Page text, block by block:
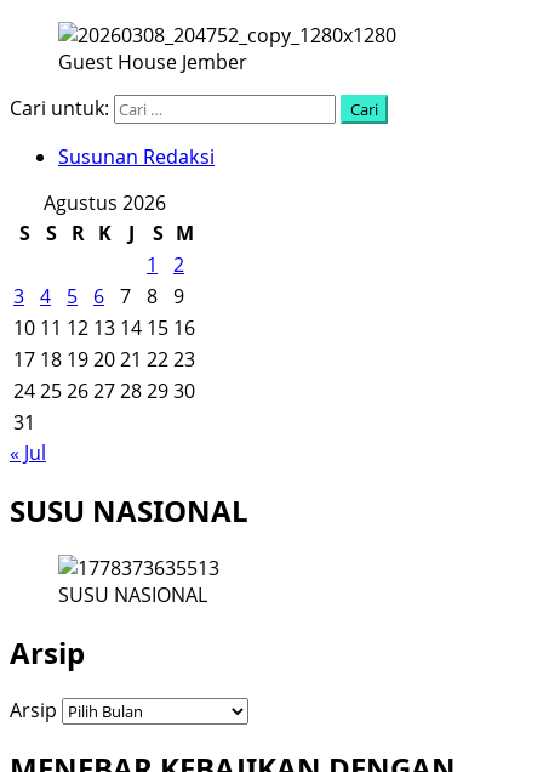
Guest House Jember
Cari untuk:
Susunan Redaksi
Agustus 2026
S
S R K J S M
1
2
3 4 5 6 7 8 9
10 11 12 13 14 15 16
17 18 192021 2223
24252627282930
31
« Jul
SUSU NASIONAL
SUSU NASIONAL
Arsip
Arsip